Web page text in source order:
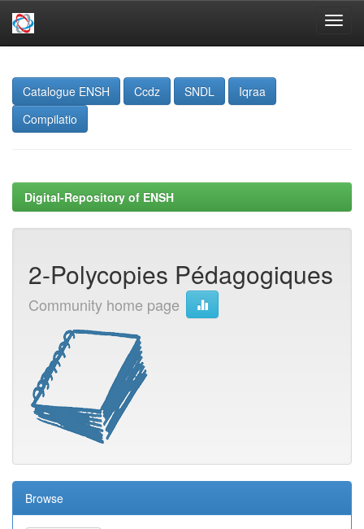
navigation
Catalogue ENSH
Ccdz SNDL
Iqraa
Compilatio
Digital-Repository of ENSH
2-Polycopies Pédagogiques
Community home page
Browse